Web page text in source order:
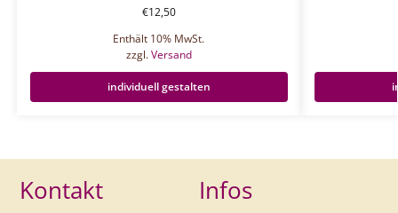
€12,50
Enthält 10% MwSt.
zzgl.Versand
individuell gestalten
Kontakt Infos